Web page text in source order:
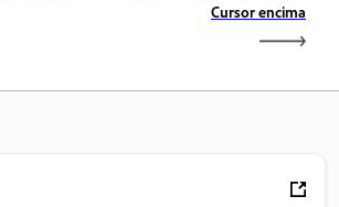
Cursor encima